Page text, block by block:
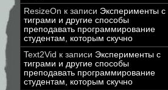
ResizeOn к записи Эксперименты с
тиграми и другие способы
преподавать программирование
студентам, которым скучно
Text2Vid к записи Эксперименты с
тиграми и другие способы
преподавать программирование
студентам, которым скучно